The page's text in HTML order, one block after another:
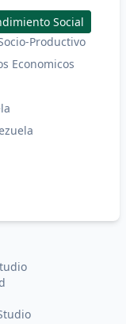
Social
Productivo
Economicos